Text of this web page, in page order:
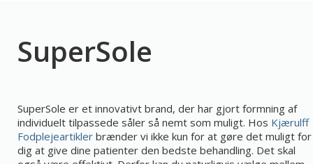
SuperSole
SuperSole er et innovativt brand, der har gjort formning af
individuelt tilpassede såler så nemt som muligt. Hos Kjærulff
Fodplejeartikler brænder vi ikke kun for at gøre det muligt for
dig at give dine patienter den bedste behandling. Det skal